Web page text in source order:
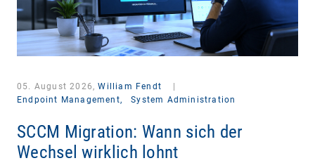
05. August 2026,William Fendt
Endpoint Management,
System Administration
SCCM Migration: Wann sich der
Wechsel wirklich lohnt